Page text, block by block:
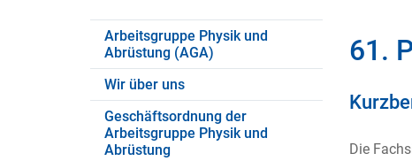
Arbeitsgruppe Physik und
Abrüstung (AGA)
Wir über uns
Geschäftsordnung der
Arbeitsgruppe Physik und
Abrüstung
61.
Die